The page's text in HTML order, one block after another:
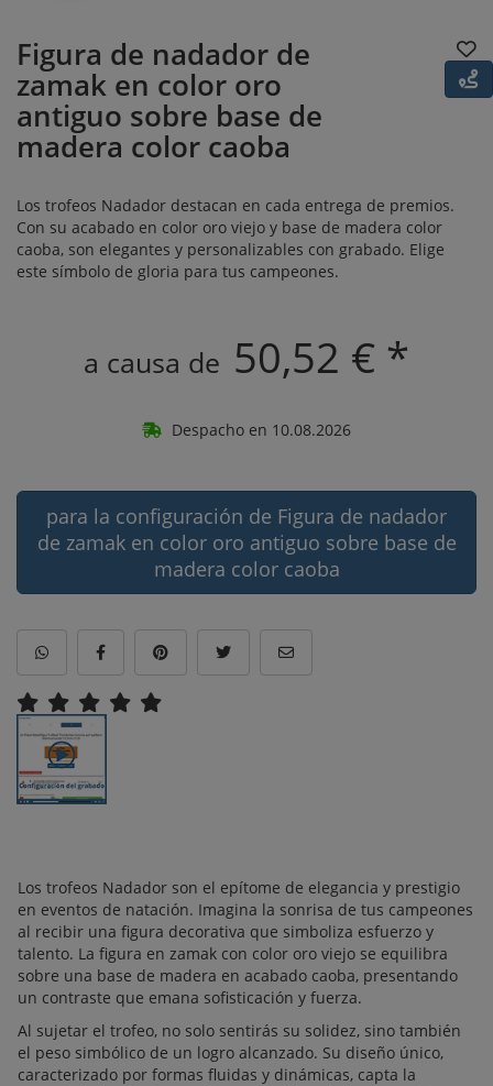
Figura de nadador de
zamak en color oro
antiguo sobre base de
madera color caoba
Los trofeos Nadador destacan en cada entrega de premios.
Con su acabado en color oro viejo y base de madera color
caoba, son elegantes y personalizables con grabado. Elige
este símbolo de gloria para tus campeones.
a causa de 50,52 € *
Despacho en 10.08.2026
para la configuración de Figura de nadador
de zamak en color oro antiguo sobre base de
madera color caoba
Los trofeos Nadador son el epítome de elegancia y prestigio
en eventos de natación. Imagina la sonrisa de tus campeones
al recibir una figura decorativa que simboliza esfuerzo y
talento. La figura en zamak con color oro viejo se equilibra
sobre una base de madera en acabado caoba, presentando
un contraste que emana sofisticación y fuerza.
Al sujetar el trofeo, no solo sentirás su solidez, sino también
el peso simbólico de un logro alcanzado. Su diseño único,
caracterizado por formas fluidas y dinámicas, capta la